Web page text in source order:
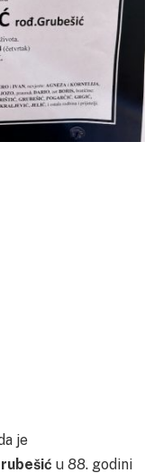
je
u 88. godini